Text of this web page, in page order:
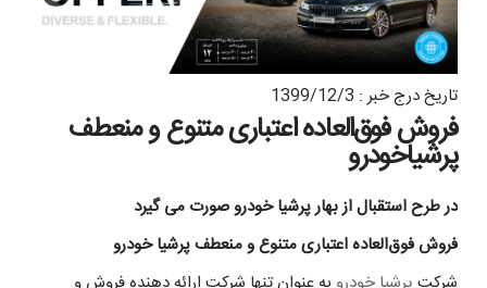
تاریخ درج خبر : 1399/12/3
فروش فوق‌العاده اعتباری متنوع و منعطف
پرشیاخودرو
در طرح استقبال از بهار پرشیا خودرو صورت می گیرد
فروش فوق‌العاده اعتباری متنوع و منعطف پرشیا خودرو